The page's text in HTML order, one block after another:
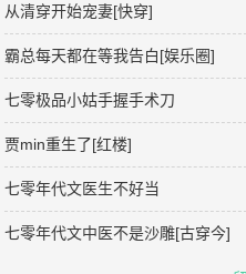
从清穿开始宠妻[快穿]
霸总每天都在等我告白[娱乐圈]
七零极品小姑手握手术刀
贾min重生了[红楼]
七零年代文医生不好当
七零年代文中医不是沙雕[古穿今]